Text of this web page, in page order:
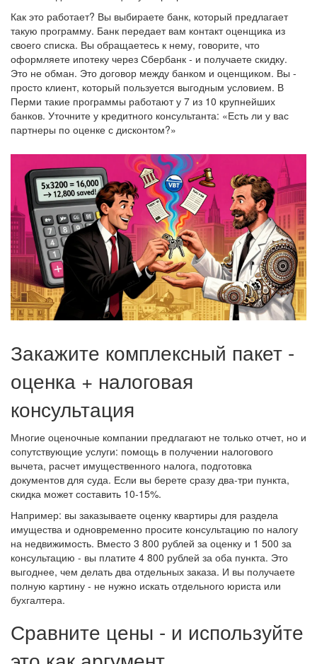
Как это работает? Вы выбираете банк, который предлагает
такую программу. Банк передает вам контакт оценщика из
своего списка. Вы обращаетесь к нему, говорите, что
оформляете ипотеку через Сбербанк - и получаете скидку.
Это не обман. Это договор между банком и оценщиком. Вы -
просто клиент, который пользуется выгодным условием. В
Перми такие программы работают у 7 из 10 крупнейших
банков. Уточните у кредитного консультанта: «Есть ли у вас
партнеры по оценке с дисконтом?»
Закажите комплексный пакет -
оценка + налоговая
консультация
Многие оценочные компании предлагают не только отчет, но и
сопутствующие услуги: помощь в получении налогового
вычета, расчет имущественного налога, подготовка
документов для суда. Если вы берете сразу два-три пункта,
скидка может составить 10-15%.
Например: вы заказываете оценку квартиры для раздела
имущества и одновременно просите консультацию по налогу
на недвижимость. Вместо 3 800 рублей за оценку и 1 500 за
консультацию - вы платите 4 800 рублей за оба пункта. Это
выгоднее, чем делать два отдельных заказа. И вы получаете
полную картину - не нужно искать отдельного юриста или
бухгалтера.
Сравните цены - и используйте